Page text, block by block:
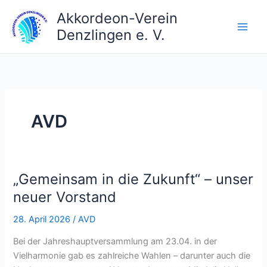
Inhalt
springen
Akkordeon-Verein
Denzlingen e. V.
AVD
„Gemeinsam in die Zukunft“ – unser
neuer Vorstand
28. April 2026/AVD
Bei der Jahreshauptversammlung am 23.04. in der
Vielharmonie gab es zahlreiche Wahlen – darunter auch die